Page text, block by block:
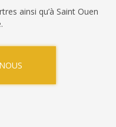
ainsi qu’à Saint Ouen